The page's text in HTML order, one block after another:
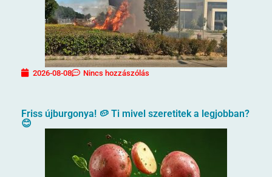
2026-08-08 Nincs hozzászólás
Friss újburgonya! 🥔 Ti mivel szeretitek a legjobban?
😊